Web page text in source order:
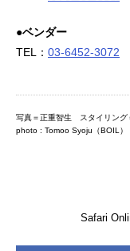
●ベンダー
TEL： 03-6452-3072
写真＝正重智生 スタイリン
photo : Tomoo Syoju（BOIL
Safari